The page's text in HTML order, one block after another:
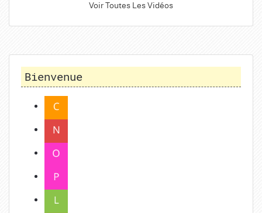
Voir Toutes Les Vidéos
Bienvenue